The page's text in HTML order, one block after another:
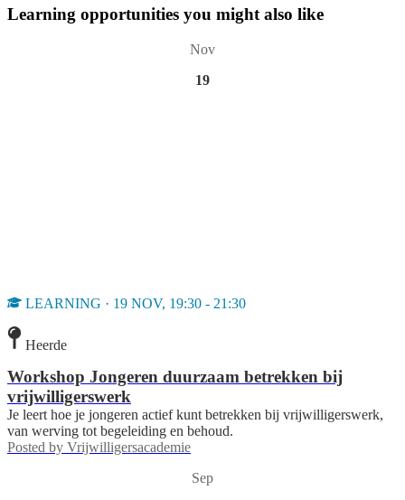
Learning opportunities you might also like
Nov
19
LEARNING · 19 NOV, 19:30 - 21:30
Heerde
Workshop Jongeren duurzaam betrekken bij
vrijwilligerswerk
Je leert hoe je jongeren actief kunt betrekken bij vrijwilligerswerk,
van werving tot begeleiding en behoud.
Posted by Vrijwilligersacademie
Sep